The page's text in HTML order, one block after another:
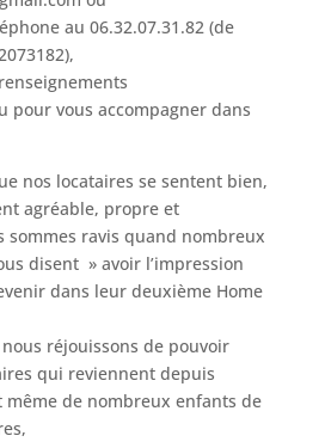
au 06.32.07.31.82 (de
pour vous accompagner dans
nos locataires se sentent bien,
agréable, propre et
sommes ravis quand nombreux
disent » avoir l’impression
dans leur deuxième Home
réjouissons de pouvoir
qui reviennent depuis
même de nombreux enfants de